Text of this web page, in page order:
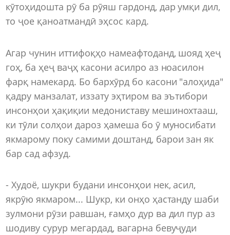
кӯтоҳидошта рӯ ба рӯяш гардонд, дар умқи дил,
то ҷое қаноатмандӣ эҳсос кард.
Агар чунин иттифоқҳо намеафтоданд, шояд ҳеҷ
гоҳ, ба ҳеҷ ваҷҳ касони асилро аз ноасилон
фарқ намекард. Бо бархӯрд бо касони "алоҳида"
қадру манзалат, иззату эҳтиром ва эътибори
инсонҳои ҳақиқии медониставу мешинохтааш,
ки тӯли солҳои дароз ҳамеша бо ӯ муносибати
якмарому поку самими доштанд, барои зан як
бар сад афзуд.
- Худоё, шукри будани инсонҳои нек, асил,
якрӯю якмаром... Шукр, ки онҳо ҳастанду шаби
зулмони рӯзи равшан, ғамҳо дур ва дил пур аз
шодиву сурур мегардад, вагарна бевуҷуди